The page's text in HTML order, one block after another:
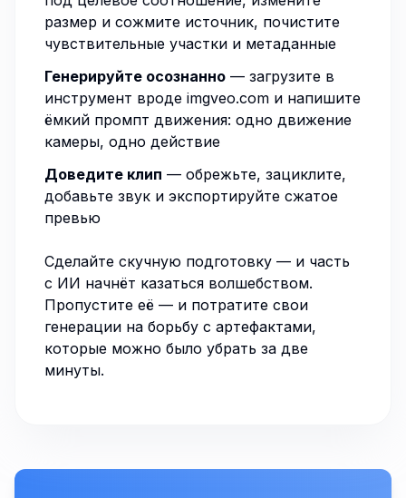
размер и сожмите источник, почистите
чувствительные участки и метаданные
Генерируйте осознанно — загрузите в
инструмент вроде imgveo.com и напишите
ёмкий промпт движения: одно движение
камеры, одно действие
Доведите клип — обрежьте, зациклите,
добавьте звук и экспортируйте сжатое
превью
Сделайте скучную подготовку — и часть
с ИИ начнёт казаться волшебством.
Пропустите её — и потратите свои
генерации на борьбу с артефактами,
которые можно было убрать за две
минуты.